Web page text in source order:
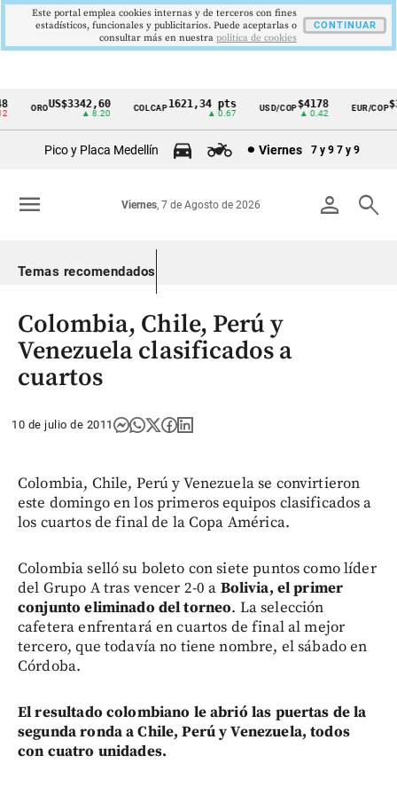
Cintillo
Colombia
OROUS$3342,60
▲ 8.20
COLCAP1621,34 pts
▲ 0.67
USD/COP$4178
▲ 0.42
EUR/COP
Pico y Placa Medellín Viernes 7 y 9 7 y 9
person search
Viernes, 7 de Agosto de 2026
menu
Temas recomendados
Colombia, Chile, Perú y
Venezuela clasificados a
cuartos
10 de julio de 2011
Colombia, Chile, Perú y Venezuela se convirtieron
este domingo en los primeros equipos clasificados a
los cuartos de final de la Copa América.
Colombia selló su boleto con siete puntos como líder
del Grupo A tras vencer 2-0 a Bolivia, el primer
conjunto eliminado del torneo. La selección
cafetera enfrentará en cuartos de final al mejor
tercero, que todavía no tiene nombre, el sábado en
Córdoba.
El resultado colombiano le abrió las puertas de la
segunda ronda a Chile, Perú y Venezuela, todos
con cuatro unidades.
Este portal emplea cookies internas y de terceros con fines
estadísticos, funcionales y publicitarios. Puede aceptarlas o
consultar más en nuestra politica de cookies
CONTINUAR